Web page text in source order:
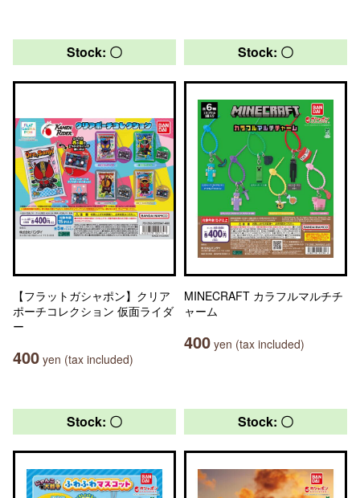
Stock: 〇
【フラットガシャポン】クリア
ポーチコレクション 仮面ライダ
ー
400 yen (tax included)
Stock: 〇
MINECRAFT カラフルマルチチ
ャーム
400 yen (tax included)
Stock: 〇 Stock: 〇